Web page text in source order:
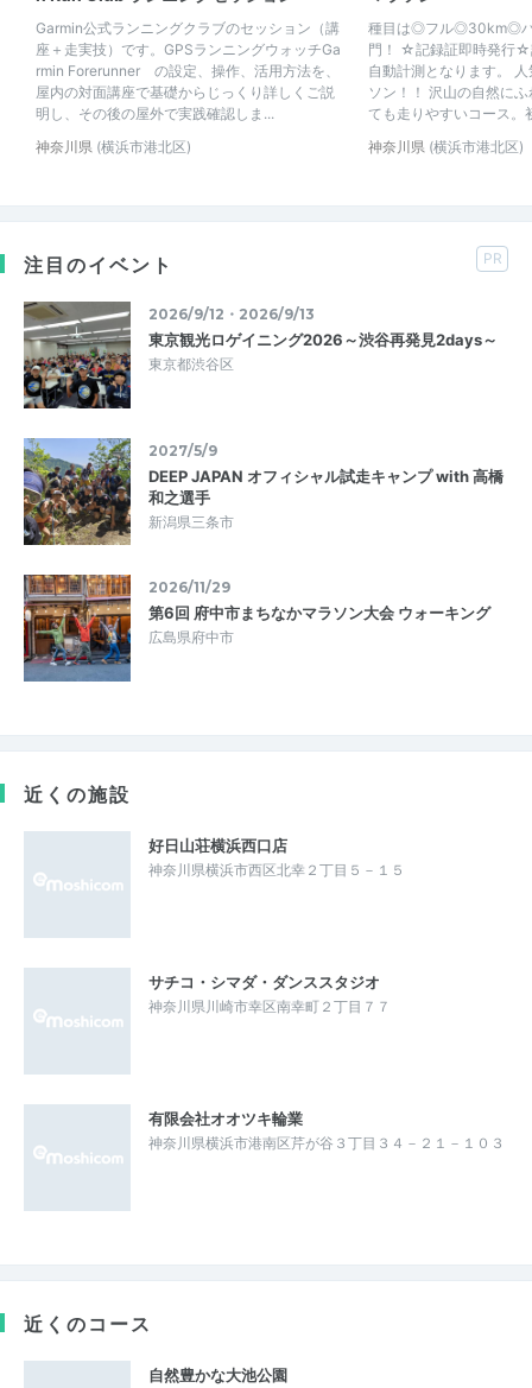
Garmin公式ランニングクラブのセッション（講
座＋走実技）です。GPSランニングウォッチGa
rmin Forerunner の設定、操作、活用方法を、
屋内の対面講座で基礎からじっくり詳しくご説
明し、その後の屋外で実践確認しま...
神奈川県 (横浜市港北区)
種目は◎フル◎30km◎
門！ ☆記録証即時発行☆
自動計測となります。
ソン！！ 沢山の自然に
ても走りやすいコース。
神奈川県 (横浜市港北区)
注目のイベント PR
2026/9/12・2026/9/13
東京観光ロゲイニング2026～渋谷再発見2days～
東京都渋谷区
2027/5/9
DEEP JAPAN オフィシャル試走キャンプ with 高橋
和之選手
新潟県三条市
2026/11/29
第6回 府中市まちなかマラソン大会 ウォーキング
広島県府中市
近くの施設
好日山荘横浜西口店
神奈川県横浜市西区北幸２丁目５－１５
サチコ・シマダ・ダンススタジオ
神奈川県川崎市幸区南幸町２丁目７７
有限会社オオツキ輪業
神奈川県横浜市港南区芹が谷３丁目３４－２１－１０３
近くのコース
自然豊かな大池公園